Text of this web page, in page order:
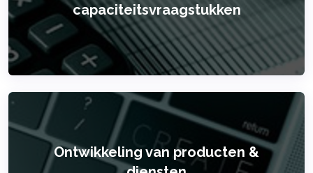
capaciteitsvraagstukken
Ontwikkeling van producten &